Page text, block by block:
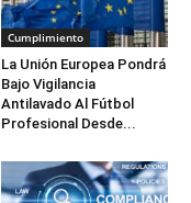
Cumplimiento
La Unión Europea Pondrá
Bajo Vigilancia
Antilavado Al Fútbol
Profesional Desde...